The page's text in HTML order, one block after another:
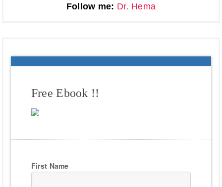
Follow me: Dr. Hema
Free Ebook !!
First Name